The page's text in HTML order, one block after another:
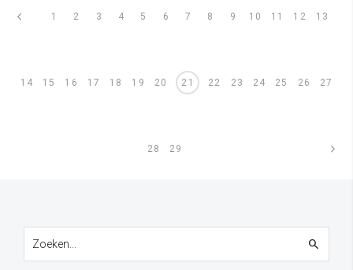
1 2 3 4 5 6 7 8 9 10 11 12 13
14 15 16 17 18 19 20 21 22 23 24 25 26 27
28 29